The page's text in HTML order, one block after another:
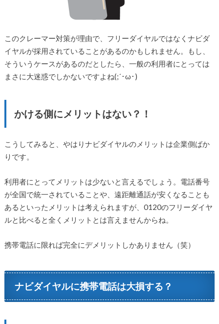
このクレーマー対策が理由で、フリーダイヤルではなくナビダ
イヤルが採用されていることがあるのかもしれません。もし、
そういうケースがあるのだとしたら、一般の利用者にとっては
まさに大迷惑でしかないですよね(;´･ω･)
かける側にメリットはない？！
こうしてみると、やはりナビダイヤルのメリットは企業側ばか
りです。
利用者にとってメリットは少ないと言えるでしょう。電話番号
が全国で統一されていることや、遠距離通話が安くなることも
あるといったメリットは考えられますが、0120のフリーダイヤ
ルと比べると全くメリットとは言えませんからね。
携帯電話に限れば完全にデメリットしかありません（笑）
ナビダイヤルに携帯電話は大損する？